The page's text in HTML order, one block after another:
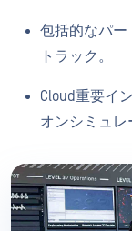
包括的なパー
トラック。
Cloud重要イ
オンシミュレ